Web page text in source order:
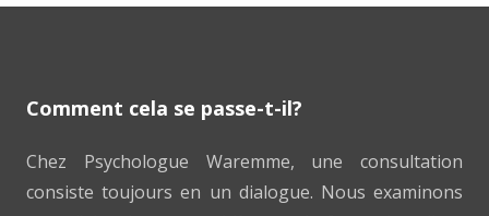
Comment cela se passe-t-il?
Chez Psychologue Waremme, une consultation
consiste toujours en un dialogue. Nous examinons